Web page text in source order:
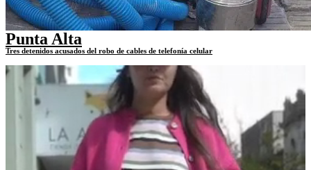
Punta Alta
Tres detenidos acusados del robo de cables de telefonía celular